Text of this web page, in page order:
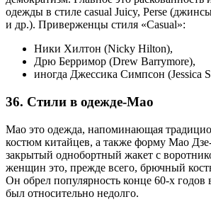
одежды в стиле сasual Juicy, Perse
и др.). Приверженцы стиля «Casual»:
Ники Хилтон (Nicky Hilton),
Дрю Берримор (Drew Barrymore),
иногда Джессика Симпсон (Jessica
36. Стили в одежде-Мао
Мао это одежда, напоминающая
костюм китайцев, а также форму Мао
закрытый однобортный жакет с
женщин это, прежде всего, брючный
Он обрел популярность конце 60-х
был относительно недолго.